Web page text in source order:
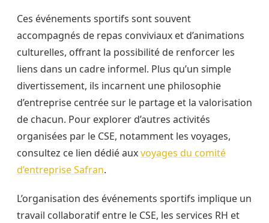
Ces événements sportifs sont souvent
accompagnés de repas conviviaux et d’animations
culturelles, offrant la possibilité de renforcer les
liens dans un cadre informel. Plus qu’un simple
divertissement, ils incarnent une philosophie
d’entreprise centrée sur le partage et la valorisation
de chacun. Pour explorer d’autres activités
organisées par le CSE, notamment les voyages,
consultez ce lien dédié auxvoyages du comité
d’entreprise Safran.
L’organisation des événements sportifs implique un
travail collaboratif entre le CSE, les services RH et